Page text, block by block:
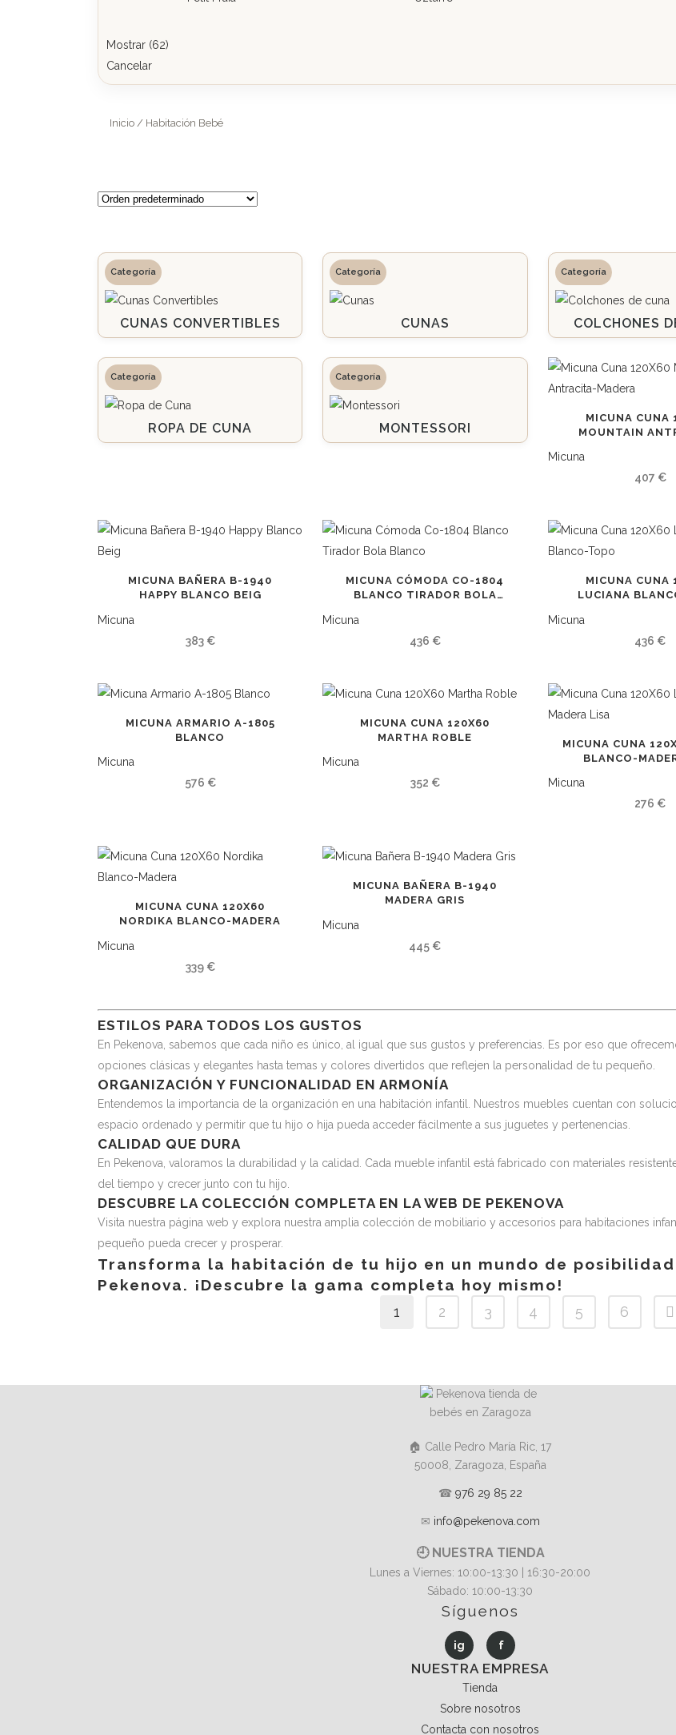
Mostrar (62)
Cancelar
Inicio / Habitación Bebé
CUNAS CONVERTIBLES CUNAS COLCHONES
ROPA DE CUNA MONTESSORI
MICUNA CUNA
MOUNTAIN
Micuna
407 €
MICUNA BAÑERA B-1940
HAPPY BLANCO BEIG
Micuna
383 €
MICUNA CÓMODA CO-1804
BLANCO TIRADOR BOLA
Micuna
436 €
MICUNA CUNA
LUCIANA
Micuna
436 €
MICUNA ARMARIO A-1805
BLANCO
Micuna
576 €
MICUNA CUNA 120X60
MARTHA ROBLE
Micuna
352 €
MICUNA CUNA
BLANCO-
Micuna
276 €
MICUNA CUNA 120X60
NORDIKA BLANCO-MADERA
Micuna
339 €
MICUNA BAÑERA B-1940
MADERA GRIS
Micuna
445 €
ESTILOS PARA TODOS LOS GUSTOS
En Pekenova, sabemos que cada niño es único, al igual que sus gustos y preferencias. Es por eso que
opciones clásicas y elegantes hasta temas y colores divertidos que reflejen la personalidad de tu pequeño.
ORGANIZACIÓN Y FUNCIONALIDAD EN ARMONÍA
Entendemos la importancia de la organización en una habitación infantil. Nuestros muebles cuentan con
espacio ordenado y permitir que tu hijo o hija pueda acceder fácilmente a sus juguetes y pertenencias.
CALIDAD QUE DURA
En Pekenova, valoramos la durabilidad y la calidad. Cada mueble infantil está fabricado con materiales
del tiempo y crecer junto con tu hijo.
DESCUBRE LA COLECCIÓN COMPLETA EN LA WEB DE PEKENOVA
Visita nuestra página web y explora nuestra amplia colección de mobiliario y accesorios para habitaciones
pequeño pueda crecer y prosperar.
Transforma la habitación de tu hijo en un mundo de
Pekenova. ¡Descubre la gama completa hoy mismo!
1 2 3 4 5 6
🏠 Calle Pedro María Ric, 17
50008, Zaragoza, España
☎ 976 29 85 22
✉ info@pekenova.com
🕘 NUESTRA TIENDA
Lunes a Viernes: 10:00-13:30 | 16:30-20:00
Sábado: 10:00-13:30
Síguenos
ig f
NUESTRA EMPRESA
Tienda
Sobre nosotros
Contacta con nosotros